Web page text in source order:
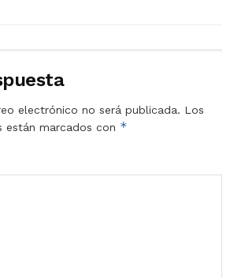
electrónico no será publicada. Los
están marcados con *